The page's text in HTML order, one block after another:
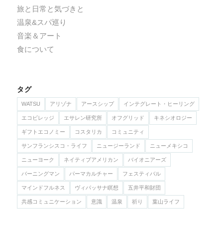
旅と日常と気づきと
温泉&スパ巡り
音楽＆アート
食について
タグ
WATSU アリゾナ アースシップ インテグレート・ヒーリング
エコビレッジ エサレン研究所 オフグリッド キネシオロジー
ギフトエコノミー コスタリカ コミュニティ
サンフランシスコ・ライフ ニュージーランド ニューメキシコ
ニューヨーク ネイティブアメリカン バイオニアーズ
バーニングマン パーマカルチャー フェスティバル
マインドフルネス ヴィパッサナ瞑想 五井平和財団
共感コミュニケーション 意識 温泉 祈り 葉山ライフ